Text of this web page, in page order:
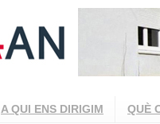
A QUI ENS DIRIGIM QUÈ